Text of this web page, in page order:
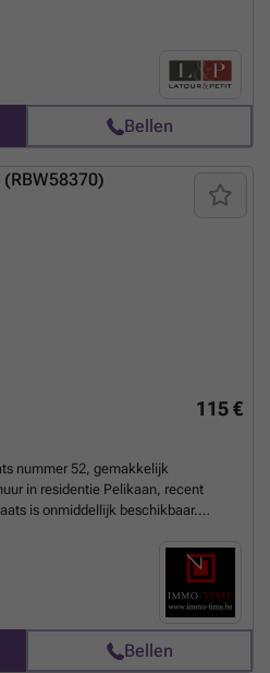
Bellen
115 €
nummer 52, gemakkelijk
in residentie Pelikaan, recent
is onmiddellijk beschikbaar.
Bellen